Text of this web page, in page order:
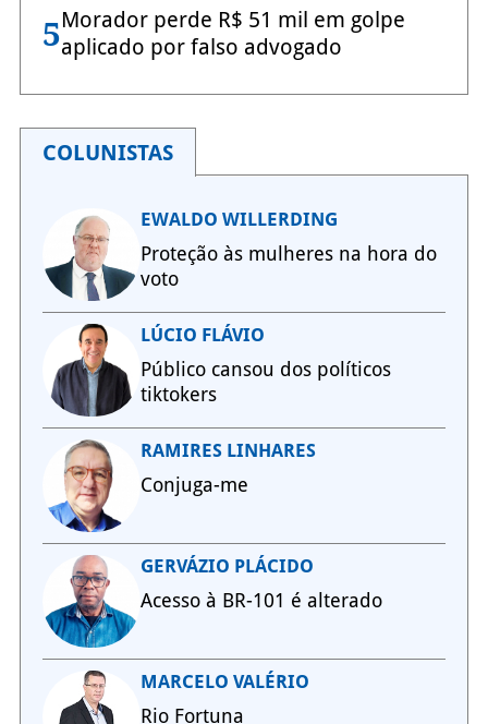
5Morador perde R$ 51 mil em golpe
aplicado por falso advogado
COLUNISTAS
EWALDO WILLERDING
Proteção às mulheres na hora do
voto
LÚCIO FLÁVIO
Público cansou dos políticos
tiktokers
RAMIRES LINHARES
Conjuga-me
GERVÁZIO PLÁCIDO
Acesso à BR-101 é alterado
MARCELO VALÉRIO
Rio Fortuna